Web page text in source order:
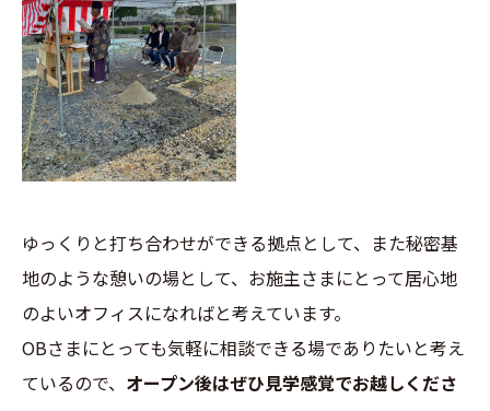
ゆっくりと打ち合わせができる拠点として、また秘密基
地のような憩いの場として、お施主さまにとって居心地
のよいオフィスになればと考えています。
OBさまにとっても気軽に相談できる場でありたいと考え
ているので、 オープン後はぜひ見学感覚でお越しくださ